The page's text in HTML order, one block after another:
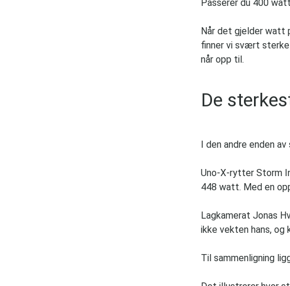
Passerer du 400
Når det gjelder watt
finner vi svært
når opp til.
De
I den andre enden
Uno-X-rytter Storm
448 watt. Med en
Lagkamerat Jonas
ikke vekten hans, og
Til sammenligning